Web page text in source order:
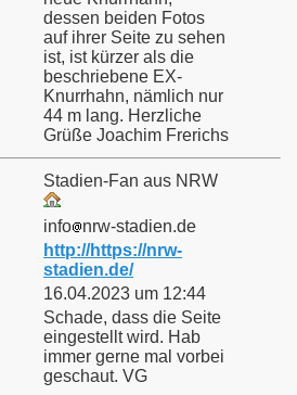
dessen beiden Fotos
auf ihrer Seite zu sehen
ist, ist kürzer als die
beschriebene EX-
Knurrhahn, nämlich nur
44 m lang. Herzliche
Grüße Joachim Frerichs
Stadien-Fan aus NRW
info
nrw-stadien.de
http://https://nrw-
stadien.de/
16.04.2023 um 12:44
Schade, dass die Seite
eingestellt wird. Hab
immer gerne mal vorbei
geschaut. VG